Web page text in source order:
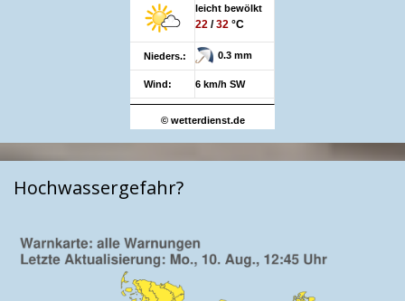
leicht bewölkt
22 /32 °C
Nieders.: 0.3 mm
Wind: 6 km/h SW
© wetterdienst.de
Hochwassergefahr?